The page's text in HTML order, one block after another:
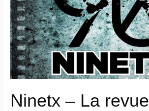
Ninetx – La revue
revue
musicale
rock/grunge
90′
en
spectacle
le
septembre